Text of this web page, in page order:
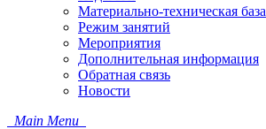
Материально-техническая база
Режим занятий
Мероприятия
Дополнительная информация
Обратная связь
Новости
Main Menu